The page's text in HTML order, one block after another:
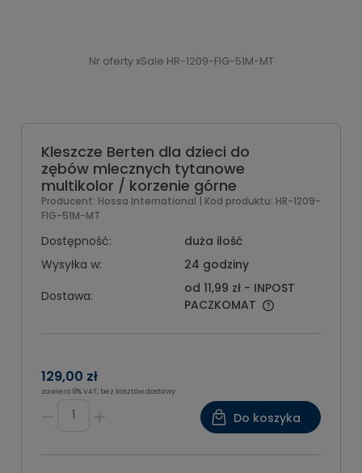
Nr oferty xSale HR-1209-FIG-51M-MT
Kleszcze Berten dla dzieci do
zębów mlecznych tytanowe
multikolor / korzenie górne
Producent: Hossa International | Kod produktu: HR-1209-
FIG-51M-MT
Dostępność:
duża ilość
Wysyłka w:
24 godziny
Dostawa:
od 11,99 zł - INPOST
PACZKOMAT
129,00 zł
zawiera 8% VAT, bez kosztów dostawy
Do koszyka